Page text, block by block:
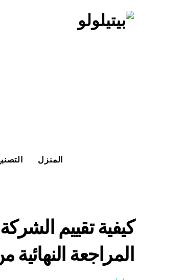
المنزل
كيفية تقييم
المراجعة